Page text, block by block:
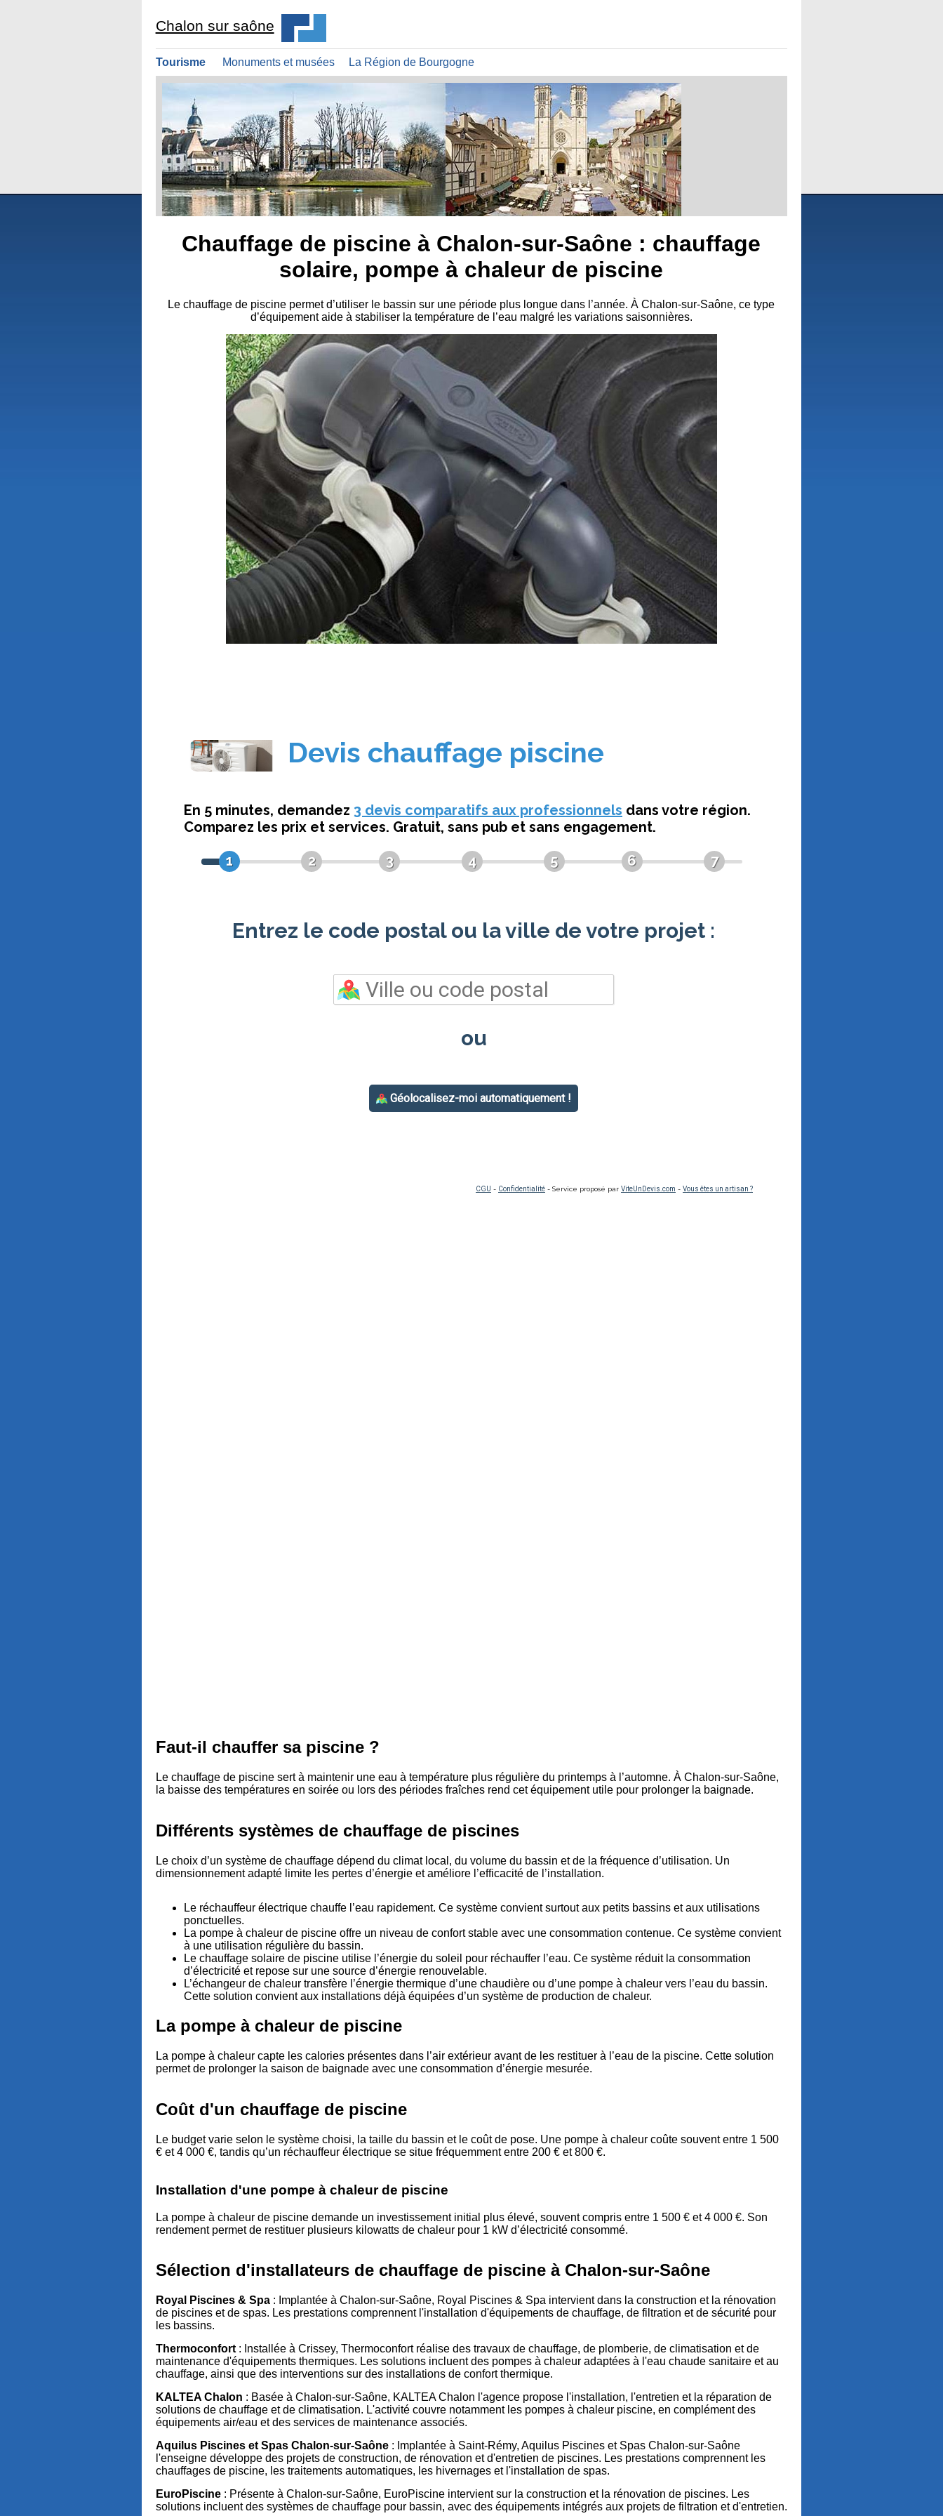
Chalon sur saône
Tourisme Monuments et musées La Région de Bourgogne
Chauffage de piscine à Chalon-sur-Saône : chauffage
solaire, pompe à chaleur de piscine
Le chauffage de piscine permet d’utiliser le bassin sur une période plus longue dans l’année. À Chalon-sur-Saône, ce type
d’équipement aide à stabiliser la température de l’eau malgré les variations saisonnières.
Faut-il chauffer sa piscine ?
Le chauffage de piscine sert à maintenir une eau à température plus régulière du printemps à l’automne. À Chalon-sur-Saône,
la baisse des températures en soirée ou lors des périodes fraîches rend cet équipement utile pour prolonger la baignade.
Différents systèmes de chauffage de piscines
Le choix d’un système de chauffage dépend du climat local, du volume du bassin et de la fréquence d’utilisation. Un
dimensionnement adapté limite les pertes d’énergie et améliore l’efficacité de l’installation.
Le réchauffeur électrique chauffe l’eau rapidement. Ce système convient surtout aux petits bassins et aux utilisations
ponctuelles.
La pompe à chaleur de piscine offre un niveau de confort stable avec une consommation contenue. Ce système convient
à une utilisation régulière du bassin.
Le chauffage solaire de piscine utilise l’énergie du soleil pour réchauffer l’eau. Ce système réduit la consommation
d’électricité et repose sur une source d’énergie renouvelable.
L’échangeur de chaleur transfère l’énergie thermique d’une chaudière ou d’une pompe à chaleur vers l’eau du bassin.
Cette solution convient aux installations déjà équipées d’un système de production de chaleur.
La pompe à chaleur de piscine
La pompe à chaleur capte les calories présentes dans l’air extérieur avant de les restituer à l’eau de la piscine. Cette solution
permet de prolonger la saison de baignade avec une consommation d’énergie mesurée.
Coût d'un chauffage de piscine
Le budget varie selon le système choisi, la taille du bassin et le coût de pose. Une pompe à chaleur coûte souvent entre 1 500
€ et 4 000 €, tandis qu’un réchauffeur électrique se situe fréquemment entre 200 € et 800 €.
Installation d'une pompe à chaleur de piscine
La pompe à chaleur de piscine demande un investissement initial plus élevé, souvent compris entre 1 500 € et 4 000 €. Son
rendement permet de restituer plusieurs kilowatts de chaleur pour 1 kW d’électricité consommé.
Sélection d'installateurs de chauffage de piscine à Chalon-sur-Saône
Royal Piscines & Spa: Implantée à Chalon-sur-Saône, Royal Piscines & Spa intervient dans la construction et la rénovation
de piscines et de spas. Les prestations comprennent l'installation d'équipements de chauffage, de filtration et de sécurité pour
les bassins.
Thermoconfort: Installée à Crissey, Thermoconfort réalise des travaux de chauffage, de plomberie, de climatisation et de
maintenance d'équipements thermiques. Les solutions incluent des pompes à chaleur adaptées à l'eau chaude sanitaire et au
chauffage, ainsi que des interventions sur des installations de confort thermique.
KALTEA Chalon : Basée à Chalon-sur-Saône, KALTEA Chalon l'agence propose l'installation, l'entretien et la réparation de
solutions de chauffage et de climatisation. L'activité couvre notamment les pompes à chaleur piscine, en complément des
équipements air/eau et des services de maintenance associés.
Aquilus Piscines et Spas Chalon-sur-Saône: Implantée à Saint-Rémy, Aquilus Piscines et Spas Chalon-sur-Saône
l'enseigne développe des projets de construction, de rénovation et d'entretien de piscines. Les prestations comprennent les
chauffages de piscine, les traitements automatiques, les hivernages et l'installation de spas.
EuroPiscine: Présente à Chalon-sur-Saône, EuroPiscine intervient sur la construction et la rénovation de piscines. Les
solutions incluent des systèmes de chauffage pour bassin, avec des équipements intégrés aux projets de filtration et d'entretien.